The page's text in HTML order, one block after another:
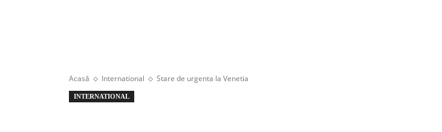
Acasă International Stare de urgenta la Venetia
INTERNATIONAL